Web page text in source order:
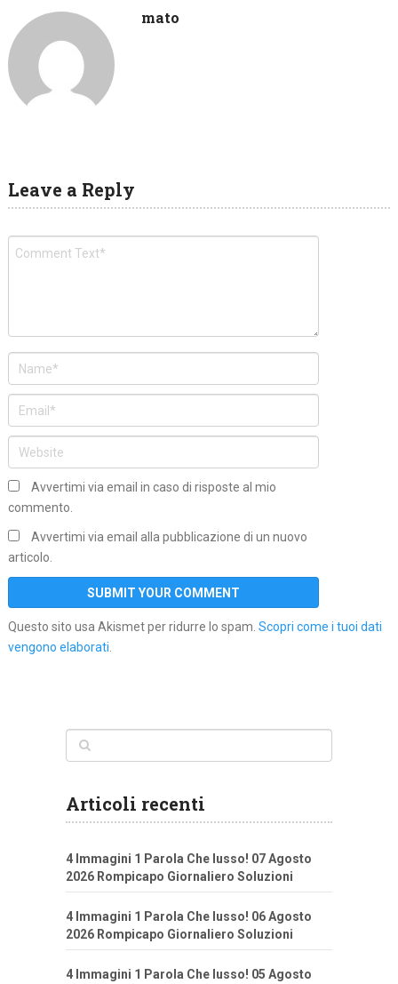
mato
Leave a Reply
Avvertimi via email in caso di risposte al mio
commento.
Avvertimi via email alla pubblicazione di un nuovo
articolo.
Questo sito usa Akismet per ridurre lo spam. Scopri come i tuoi dati
vengono elaborati.
Articoli recenti
4 Immagini 1 Parola Che lusso! 07 Agosto
2026 Rompicapo Giornaliero Soluzioni
4 Immagini 1 Parola Che lusso! 06 Agosto
2026 Rompicapo Giornaliero Soluzioni
4 Immagini 1 Parola Che lusso! 05 Agosto